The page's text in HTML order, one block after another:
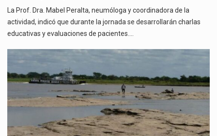
La Prof. Dra. Mabel Peralta, neumóloga y coordinadora de la
actividad, indicó que durante la jornada se desarrollarán charlas
educativas y evaluaciones de pacientes.…